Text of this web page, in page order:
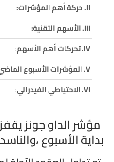
حركة أهم المؤشرات:
الأسهم التقنية:
تحركات أهم الأسهم:
المؤشرات الأسبوع
الاحتياطي الفيدرالي:
بداية الأسبوع